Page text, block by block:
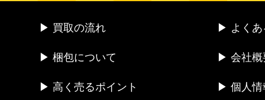
▶ 買取の流れ
▶ 梱包について
▶ 高く売るポイント
▶ よくあ
▶ 会社概
▶ 個人情